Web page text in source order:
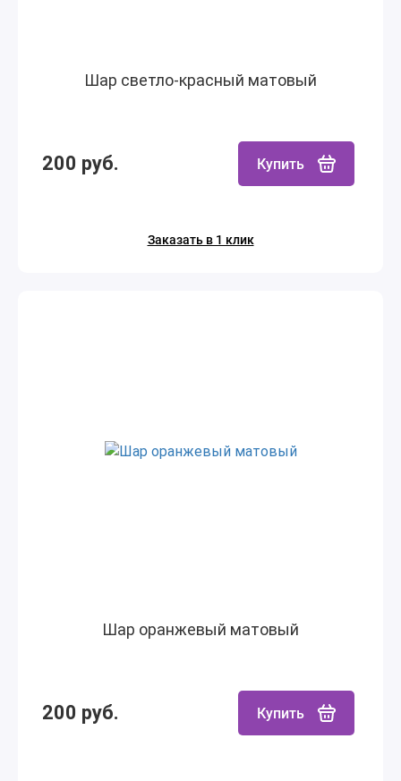
Шар светло-красный матовый
200 руб. Купить
Заказать в 1 клик
Шар оранжевый матовый
200 руб. Купить